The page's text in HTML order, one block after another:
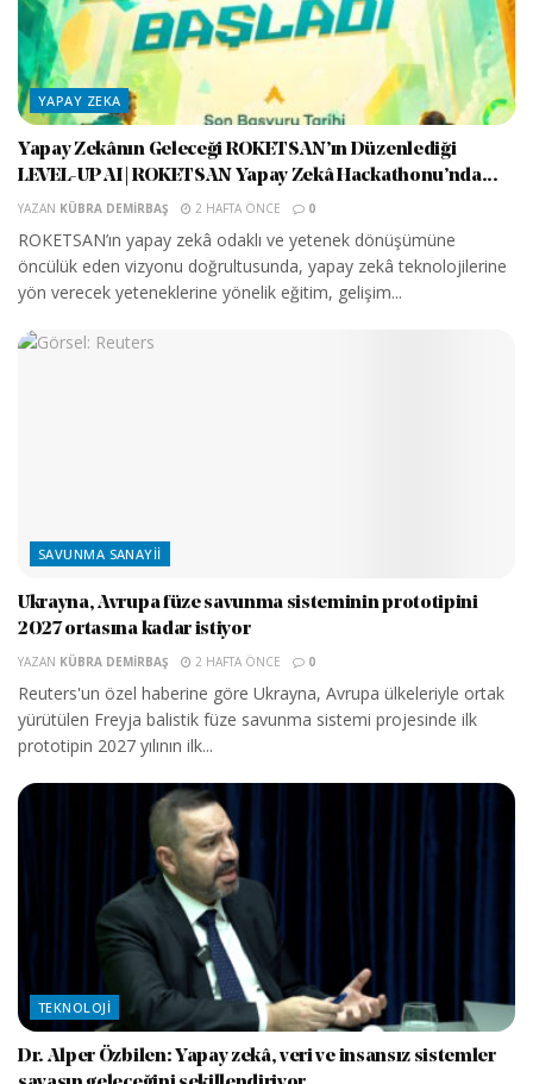
YAPAY ZEKA
Yapay Zekânın Geleceği ROKETSAN’ın Düzenlediği
LEVEL-UP AI | ROKETSAN Yapay Zekâ Hackathonu’nda...
YAZAN KÜBRA DEMIRBAŞ 2 HAFTA ÖNCE 0
ROKETSAN’ın yapay zekâ odaklı ve yetenek dönüşümüne
öncülük eden vizyonu doğrultusunda, yapay zekâ teknolojilerine
yön verecek yeteneklerine yönelik eğitim, gelişim...
SAVUNMA SANAYII
Ukrayna, Avrupa füze savunma sisteminin prototipini
2027 ortasına kadar istiyor
YAZAN KÜBRA DEMIRBAŞ 2 HAFTA ÖNCE 0
Reuters'un özel haberine göre Ukrayna, Avrupa ülkeleriyle ortak
yürütülen Freyja balistik füze savunma sistemi projesinde ilk
prototipin 2027 yılının ilk...
TEKNOLOJI
Dr. Alper Özbilen: Yapay zekâ, veri ve insansız sistemler